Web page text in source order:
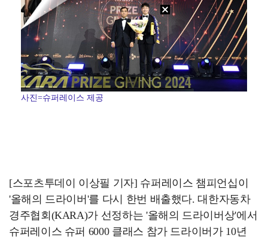
[ST포토] 장은수, 제주 삼다수 마스터즈 우승
사진=슈퍼레이스 제공
[스포츠투데이 이상필 기자] 슈퍼레이스 챔피언십이
'올해의 드라이버'를 다시 한번 배출했다. 대한자동차
경주협회(KARA)가 선정하는 '올해의 드라이버상'에서
슈퍼레이스 슈퍼 6000 클래스 참가 드라이버가 10년